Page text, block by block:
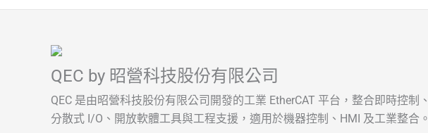
QEC by 昭營科技股份有限公司
QEC 是由昭營科技股份有限公司開發的工業 EtherCAT 平台，整合即時控制、
分散式 I/O、開放軟體工具與工程支援，適用於機器控制、HMI 及工業整合。